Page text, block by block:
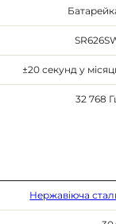
±20 секунд у
32 768
Нержавіюча